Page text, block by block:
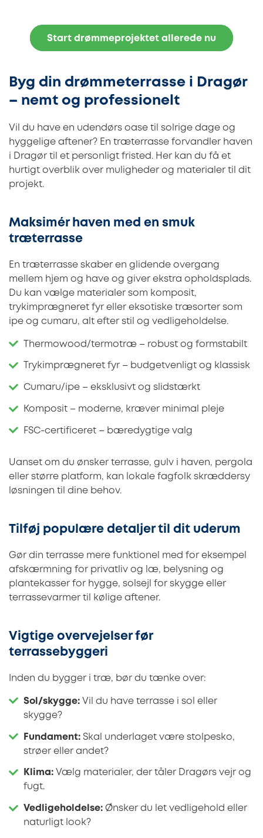
Start drømmeprojektet allerede nu
Byg din drømmeterrasse i Dragør
– nemt og professionelt
Vil du have en udendørs oase til solrige dage og
hyggelige aftener? En træterrasse forvandler haven
i Dragør til et personligt fristed. Her kan du få et
hurtigt overblik over muligheder og materialer til dit
projekt.
Maksimér haven med en smuk
træterrasse
En træterrasse skaber en glidende overgang
mellem hjem og have og giver ekstra opholdsplads.
Du kan vælge materialer som komposit,
trykimprægneret fyr eller eksotiske træsorter som
ipe og cumaru, alt efter stil og vedligeholdelse.
Thermowood/termotræ – robust og formstabilt
Trykimprægneret fyr – budgetvenligt og klassisk
Cumaru/ipe – eksklusivt og slidstærkt
Komposit – moderne, kræver minimal pleje
FSC-certificeret – bæredygtige valg
Uanset om du ønsker terrasse, gulv i haven, pergola
eller større platform, kan lokale fagfolk skræddersy
løsningen til dine behov.
Tilføj populære detaljer til dit uderum
Gør din terrasse mere funktionel med for eksempel
afskærmning for privatliv og læ, belysning og
plantekasser for hygge, solsejl for skygge eller
terrassevarmer til kølige aftener.
Vigtige overvejelser før
terrassebyggeri
Inden du bygger i træ, bør du tænke over:
Sol/skygge: Vil du have terrasse i sol eller
skygge?
Fundament: Skal underlaget være stolpesko,
strøer eller andet?
Klima: Vælg materialer, der tåler Dragørs vejr og
fugt.
Vedligeholdelse: Ønsker du let vedligehold eller
naturligt look?